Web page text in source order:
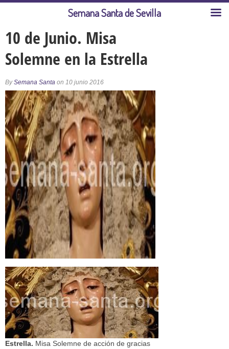
10 de Junio. Misa
Solemne en la Estrella
BySemana Santa on 10 junio 2016
Estrella. Misa Solemne de acción de gracias
Semana Santa de Sevilla